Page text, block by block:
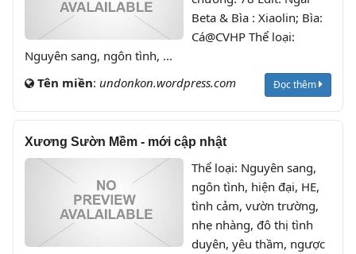
Beta & Bìa : Xiaolin; Bìa:
Cá@CVHP Thể loại:
Nguyên sang, ngôn tình, ...
Tên miền: undonkon.wordpress.com Đọc thêm
Xương Sườn Mềm - mới cập nhật
Thể loại: Nguyên sang,
ngôn tình, hiện đại, HE,
tình cảm, vườn trường,
nhẹ nhàng, đô thị tình
duyên, yêu thầm, ngược